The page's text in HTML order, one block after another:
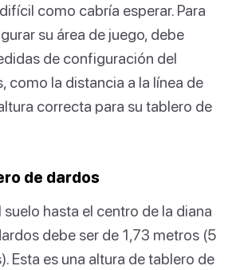
como cabría esperar. Para
su área de juego, debe
de configuración del
como la distancia a la línea de
correcta para su tablero de
de dardos
hasta el centro de la diana
debe ser de 1,73 metros (5
Esta es una altura de tablero de